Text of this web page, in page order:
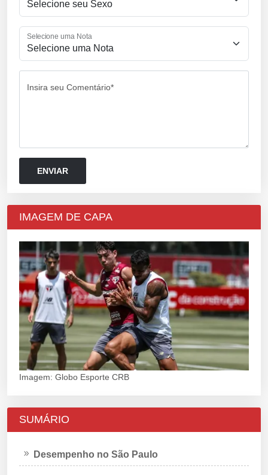
Selecione uma Nota
Insira seu Comentário*
IMAGEM DE CAPA
Imagem: Globo Esporte CRB
SUMÁRIO
Desempenho no São Paulo